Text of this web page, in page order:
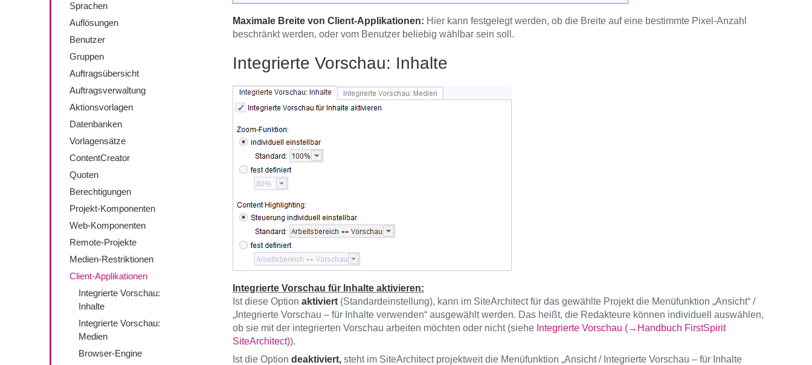
Sprachen
Auflösungen
Benutzer
Gruppen
Auftragsübersicht
Auftragsverwaltung
Aktionsvorlagen
Datenbanken
Vorlagensätze
ContentCreator
Quoten
Berechtigungen
Projekt-Komponenten
Web-Komponenten
Remote-Projekte
Medien-Restriktionen
Client-Applikationen
Integrierte Vorschau:
Inhalte
Integrierte Vorschau:
Medien
Browser-Engine
Maximale Breite von Client-Applikationen: Hier kann festgelegt werden, ob die Breite auf eine bestimmte Pixel-Anzahl
beschränkt werden, oder vom Benutzer beliebig wählbar sein soll.
Integrierte Vorschau: Inhalte
Integrierte Vorschau für Inhalte aktivieren:
Ist diese Option aktiviert(Standardeinstellung), kann im SiteArchitect für das gewählte Projekt die Menüfunktion „Ansicht“ /
„Integrierte Vorschau – für Inhalte verwenden“ ausgewählt werden. Das heißt, die Redakteure können individuell auswählen,
ob sie mit der integrierten Vorschau arbeiten möchten oder nicht (siehe Integrierte Vorschau (→Handbuch FirstSpirit
SiteArchitect)).
Ist die Option deaktiviert,steht im SiteArchitect projektweit die Menüfunktion „Ansicht / Integrierte Vorschau – für Inhalte